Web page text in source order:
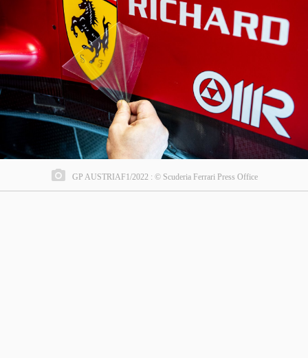
GP AUSTRIAF1/2022 : © Scuderia Ferrari Press Office